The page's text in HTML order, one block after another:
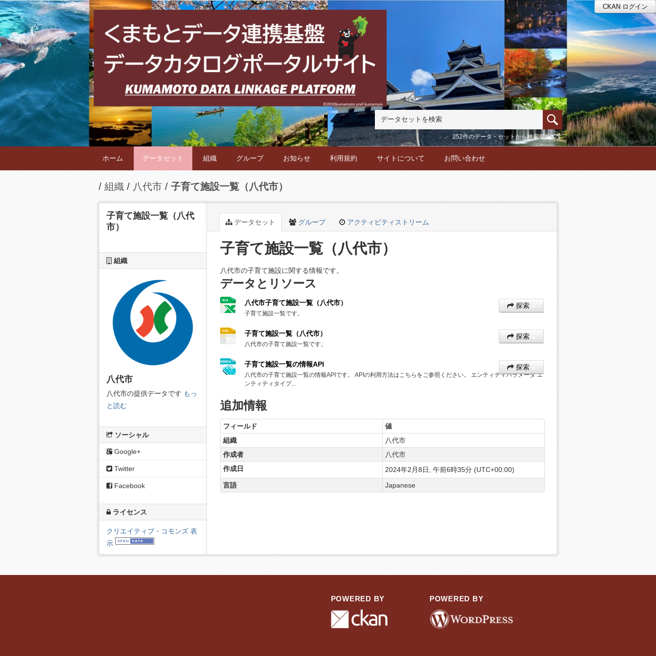
CKAN ログイン
252件のデータ・セットから検索可能です
ホーム データセット 組織 グループ お知らせ 利用規約 サイトについて お問い合わせ
組織 八代市 子育て施設一覧（八代市）
データセット グループ アクティビティストリーム
子育て施設一覧（八代市）
八代市の子育て施設に関する情報です。
データとリソース
八代市子育て施設一覧（八代市）
子育て施設一覧です。
探索
子育て施設一覧（八代市）
八代市の子育て施設一覧です。
探索
子育て施設一覧の情報API
八代市の子育て施設一覧の情報APIです。 APIの利用方法はこちらをご参照ください。 エンティティパラメータ エ
ンティティタイプ...
探索
追加情報
フィールド
値
組織
八代市
作成者
八代市
作成日
2024年2月8日, 午前6時35分 (UTC+00:00)
言語
Japanese
子育て施設一覧（八代
市）
組織
八代市
八代市の提供データです もっ
と読む
ソーシャル
Google+
Twitter
Facebook
ライセンス
クリエイティブ・コモンズ 表
示
POWERED BY POWERED BY